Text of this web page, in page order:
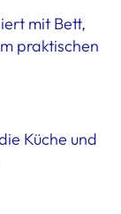
mit Bett,
praktischen
Küche und